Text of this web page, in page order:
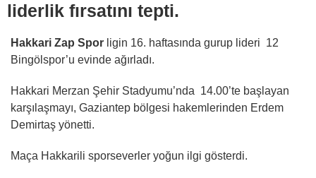
liderlik fırsatını tepti.
Hakkari Zap Spor ligin 16. haftasında gurup lideri 12
Bingölspor’u evinde ağırladı.
Hakkari Merzan Şehir Stadyumu’nda 14.00’te başlayan
karşılaşmayı, Gaziantep bölgesi hakemlerinden Erdem
Demirtaş yönetti.
Maça Hakkarili sporseverler yoğun ilgi gösterdi.